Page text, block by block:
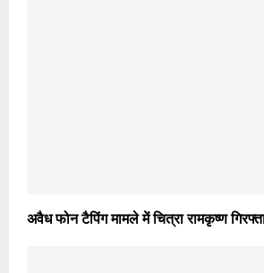
अवैध फोन टैपिंग मामले में चित्रा रामकृष्ण